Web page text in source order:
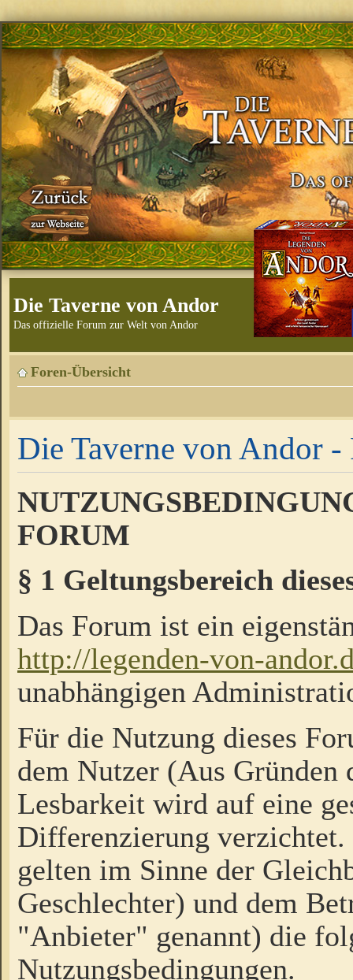
Die Taverne von Andor
Das offizielle Forum zur Welt von Andor
Foren-Übersicht
Die Taverne von Andor -
FORUM
§ 1 Geltungsbereich
Das Forum ist ein
http://legenden-von-
unabhängigen
Für die Nutzung dieses
dem Nutzer (Aus Gründen
Lesbarkeit wird auf eine
Differenzierung
gelten im Sinne der
Geschlechter) und dem
"Anbieter" genannt) die
Nutzungsbedingungen.